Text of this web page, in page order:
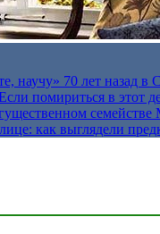
научу» 70 лет назад
помириться в этот
как выглядели